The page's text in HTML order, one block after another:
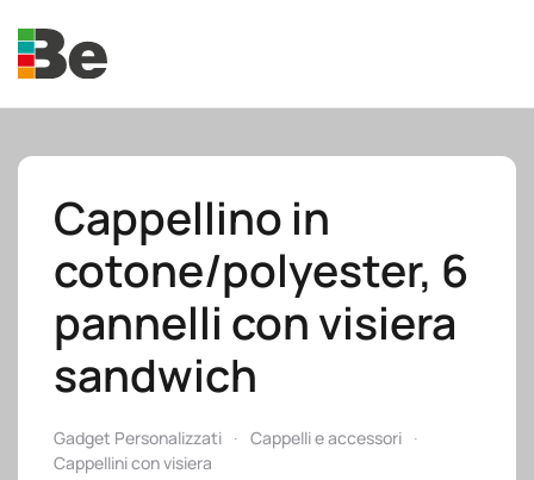
Skip to main content
Cappellino in
cotone/polyester, 6
pannelli con visiera
sandwich
Gadget Personalizzati
Cappelli e accessori
Cappellini con visiera